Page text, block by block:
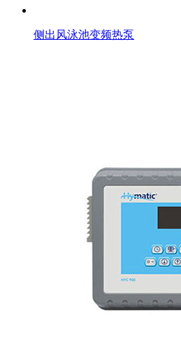
侧出风泳池变频热泵